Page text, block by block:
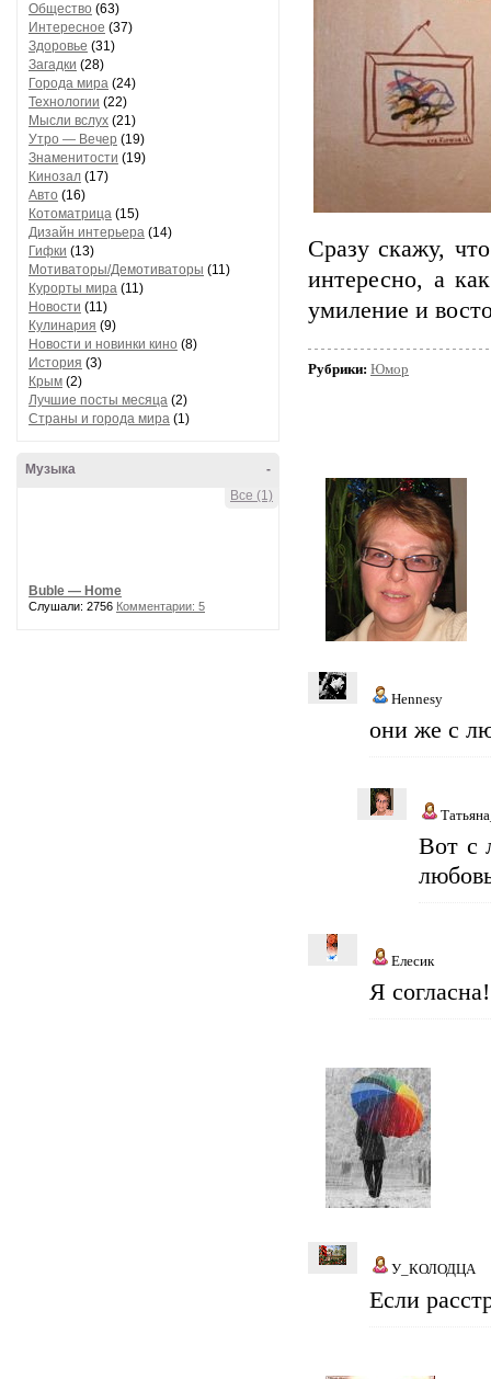
Общество (63)
Интересное (37)
Здоровье (31)
Загадки (28)
Города мира (24)
Технологии (22)
Мысли вслух (21)
Утро — Вечер (19)
Знаменитости (19)
Кинозал (17)
Авто (16)
Котоматрица (15)
Дизайн интерьера (14)
Гифки (13)
Мотиваторы/Демотиваторы (11)
Курорты мира (11)
Новости (11)
Кулинария (9)
Новости и новинки кино (8)
История (3)
Крым (2)
Лучшие посты месяца (2)
Страны и города мира (1)
-
Музыка
Все (1)
Buble — Home
Слушали: 2756 Комментарии: 5
Сразу скажу,
интересно, а
умиление и
Рубрики: Юмор
Hennesy
они же с
Вот с
Елесик
Я согласна!
У_КОЛОДЦА
Если